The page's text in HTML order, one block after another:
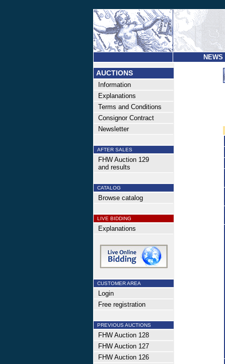
NEWS
AUCTIONS
Information
Explanations
Terms and Conditions
Consignor Contract
Newsletter
AFTER SALES
FHW Auction 129
and results
CATALOG
Browse catalog
LIVE BIDDING
Explanations
CUSTOMER AREA
Login
Free registration
PREVIOUS AUCTIONS
FHW Auction 128
FHW Auction 127
FHW Auction 126